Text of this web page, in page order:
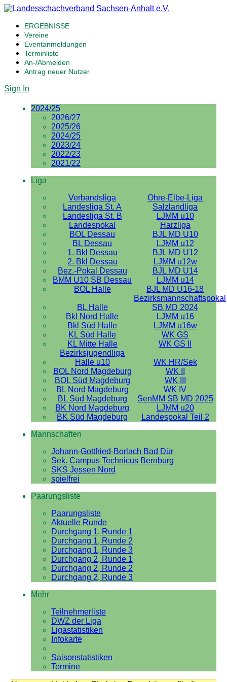
ERGEBNISSE
Vereine
Eventanmeldungen
Terminliste
An-/Abmelden
Antrag neuer Nutzer
Sign In
2024/25
2026/27
2025/26
2024/25
2023/24
2022/23
2021/22
Liga
Verbandsliga
Ohre-Elbe-Liga
Landesliga St. A
Salzlandliga
Landesliga St. B
LJMM u10
Landespokal
Harzliga
BOL Dessau
BJL MD U10
BL Dessau
LJMM u12
1. Bkl Dessau
BJL MD U12
2. Bkl Dessau
LJMM u12w
Bez.-Pokal Dessau
BJL MD U14
BMM U10 SB Dessau
LJMM u14
BOL Halle
BJL MD U16-18
BL Halle
Bezirksmannschaftspokal
SB MD 2024
Bkl Nord Halle
LJMM u16
Bkl Süd Halle
LJMM u16w
KL Süd Halle
WK GS
KL Mitte Halle
WK GS II
Bezirksjugendliga
Halle u10
WK HR/Sek
BOL Nord Magdeburg
WK II
BOL Süd Magdeburg
WK III
BL Nord Magdeburg
WK IV
BL Süd Magdeburg
SenMM SB MD 2025
BK Nord Magdeburg
LJMM u20
BK Süd Magdeburg
Landespokal Teil 2
Mannschaften
Johann-Gottfried-Borlach Bad Dür
Sek. Campus Technicus Bernburg
SKS Jessen Nord
spielfrei
Paarungsliste
Paarungsliste
Aktuelle Runde
Durchgang 1, Runde 1
Durchgang 1, Runde 2
Durchgang 1, Runde 3
Durchgang 2, Runde 1
Durchgang 2, Runde 2
Durchgang 2, Runde 3
Mehr
Teilnehmerliste
DWZ der Liga
Ligastatistiken
Infokarte
Saisonstatistiken
Termine